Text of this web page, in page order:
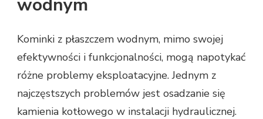
wodnym
Kominki z płaszczem wodnym, mimo swojej
efektywności i funkcjonalności, mogą napotykać
różne problemy eksploatacyjne. Jednym z
najczęstszych problemów jest osadzanie się
kamienia kotłowego w instalacji hydraulicznej.